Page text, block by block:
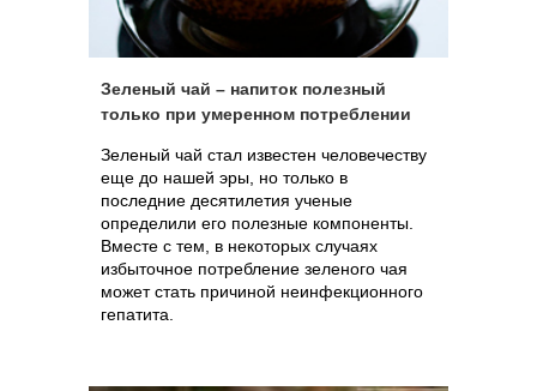
Зеленый чай – напиток полезный
только при умеренном потреблении
Зеленый чай стал известен человечеству
еще до нашей эры, но только в
последние десятилетия ученые
определили его полезные компоненты.
Вместе с тем, в некоторых случаях
избыточное потребление зеленого чая
может стать причиной неинфекционного
гепатита.